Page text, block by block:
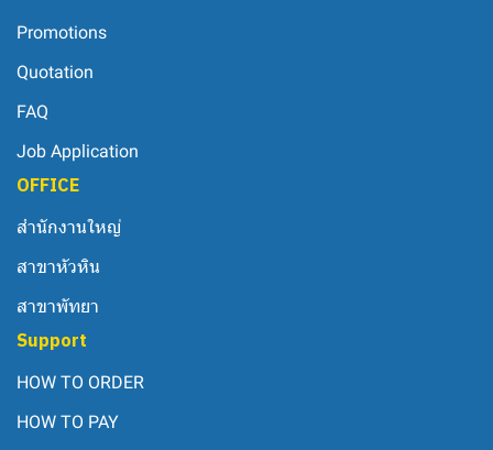
Promotions
Quotation
FAQ
Job Application
OFFICE
สำนักงานใหญ่
สาขาหัวหิน
สาขาพัทยา
Support
HOW TO ORDER
HOW TO PAY